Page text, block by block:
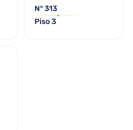
N° 313
Piso 3